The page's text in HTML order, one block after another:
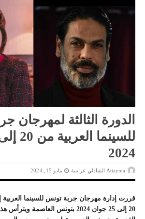
الدورة الثالثة لمهرجان
2024
Attayma الشاذلي عرايبية مايو 15, 2024
قررت إدارة مهرجان جربة تونس للسينما العربية
20 إلى 25 جوان 2024 بتونس العاصمة